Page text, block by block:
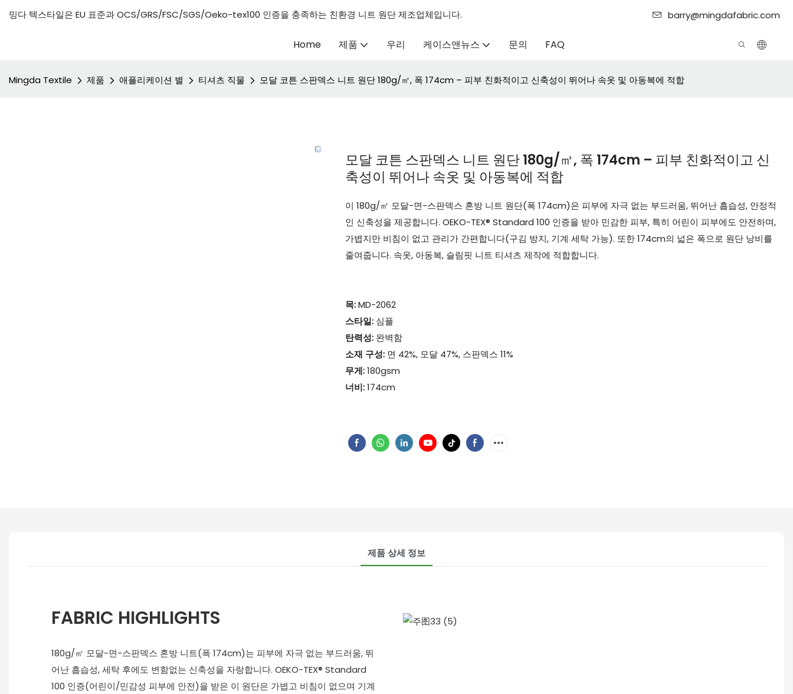
밍다 텍스타일은 EU 표준과 OCS/GRS/FSC/SGS/Oeko-tex100 인증을 충족하는 친환경 니트 원단 제조업체입니다. barry@mingdafabric.com
Home 제품 우리 케이스앤뉴스 문의 FAQ
Mingda Textile 제품 애플리케이션 별 티셔츠 직물 모달 코튼 스판덱스 니트 원단 180g/㎡, 폭 174cm – 피부 친화적이고 신축성이 뛰어나 속옷 및 아동복에 적합
모달 코튼 스판덱스 니트 원단 180g/㎡, 폭 174cm – 피부 친화적이고 신
축성이 뛰어나 속옷 및 아동복에 적합
이 180g/㎡ 모달-면-스판덱스 혼방 니트 원단(폭 174cm)은 피부에 자극 없는 부드러움, 뛰어난 흡습성, 안정적
인 신축성을 제공합니다. OEKO-TEX® Standard 100 인증을 받아 민감한 피부, 특히 어린이 피부에도 안전하며,
가볍지만 비침이 없고 관리가 간편합니다(구김 방지, 기계 세탁 가능). 또한 174cm의 넓은 폭으로 원단 낭비를
줄여줍니다. 속옷, 아동복, 슬림핏 니트 티셔츠 제작에 적합합니다.
목:MD-2062
스타일: 심플
탄력성: 완벽함
소재 구성: 면 42%, 모달 47%, 스판덱스 11%
무게:180gsm
너비:174cm
제품 상세 정보
FABRIC HIGHLIGHTS
180g/㎡ 모달-면-스판덱스 혼방 니트(폭 174cm)는 피부에 자극 없는 부드러움, 뛰
어난 흡습성, 세탁 후에도 변함없는 신축성을 자랑합니다. OEKO-TEX® Standard
100 인증(어린이/민감성 피부에 안전)을 받은 이 원단은 가볍고 비침이 없으며 기계